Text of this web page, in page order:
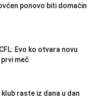
ponovo biti domaćin
Evo ko otvara novu
meč
raste iz dana u dan